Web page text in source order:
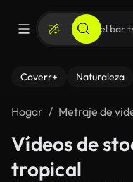
Coverr+ Naturaleza
Hogar Metraje de
Vídeos de
tropical